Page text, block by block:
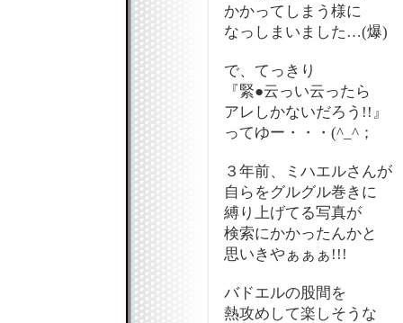
かかってしまう様に
なっしまいました…(爆)
で、てっきり
『緊●云っい云ったら
アレしかないだろう!!』
ってゆー・・・(^_^；
３年前、ミハエルさんが
自らをグルグル巻きに
縛り上げてる写真が
検索にかかったんかと
思いきやぁぁぁ!!!
バドエルの股間を
熱攻めして楽しそうな